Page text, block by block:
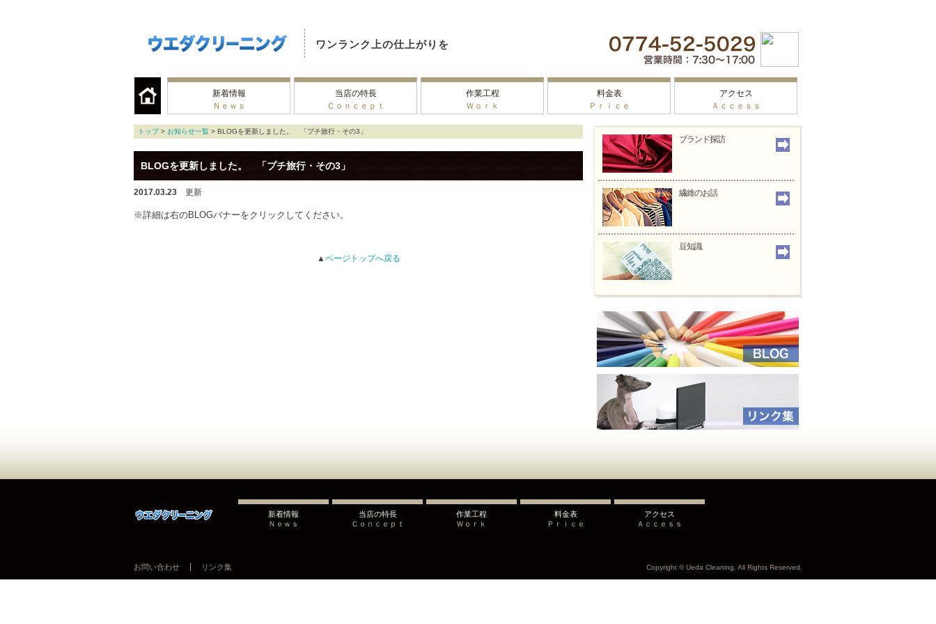
ワンランク上の仕上がりを
新着情報
Ｎｅｗｓ
当店の特長
Ｃｏｎｃｅｐｔ
作業工程
Ｗｏｒｋ
料金表
Ｐｒｉｃｅ
アクセス
Ａｃｃｅｓｓ
トップ> お知らせ一覧 > BLOGを更新しました。 「プチ旅行・その3」
BLOGを更新しました。 「プチ旅行・その3」
2017.03.23 更新
※詳細は右のBLOGバナーをクリックしてください。
▲ページトップへ戻る
ブランド探訪
繊維のお話
豆知識
お問い合わせ リンク集
新着情報
Ｎｅｗｓ
当店の特長
Ｃｏｎｃｅｐｔ
作業工程
Ｗｏｒｋ
料金表
Ｐｒｉｃｅ
アクセス
Ａｃｃｅｓｓ
Copyright © Ueda Cleaning. All Rights Reserved.